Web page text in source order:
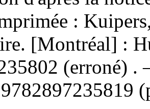
:
[Montréal] :
(erroné)
9782897235819